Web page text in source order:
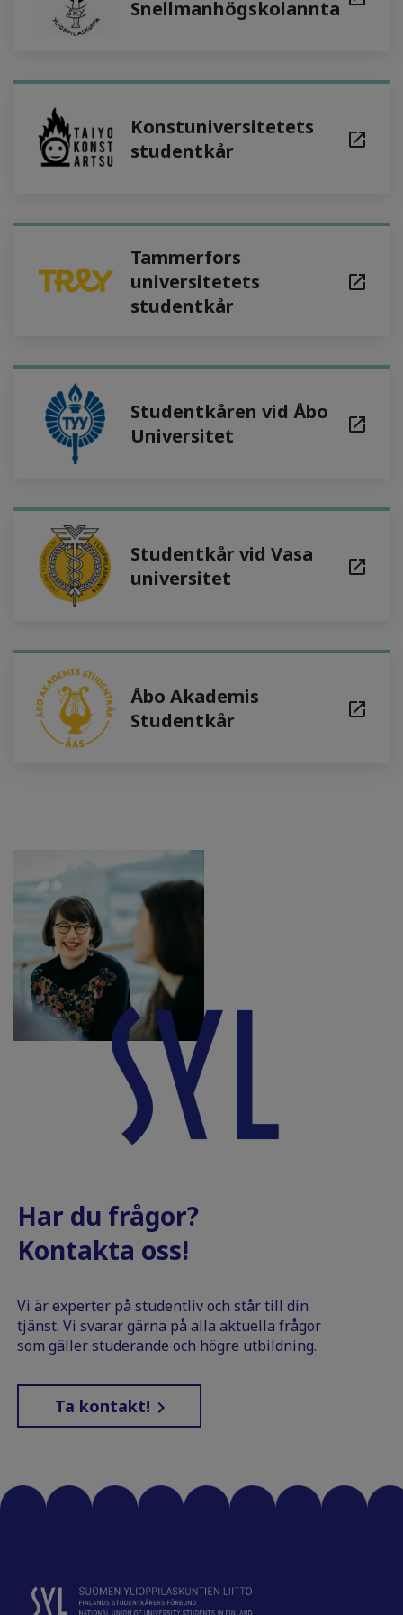
Snellmanhögskolannta
Konstuniversitetets
studentkår
Tammerfors
universitetets
studentkår
Studentkåren vid Åbo
Universitet
Studentkår vid Vasa
universitet
Åbo Akademis
Studentkår
Har du frågor?
Kontakta oss!
Vi är experter på studentliv och står till din
tjänst. Vi svarar gärna på alla aktuella frågor
som gäller studerande och högre utbildning.
Ta kontakt!